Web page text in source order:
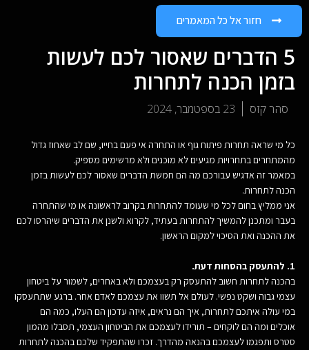
חזור אל כל המאמרים
5 הדברים שאסור לכם לעשות
בזמן הכנה לתחרות
סהר קזס 23 בספטמבר, 2024
כל מי שראה תחרות פיתוח גוף או התחרה אי פעם בחייו, שם לב שאחוז גדול
מהמתחרים בתחרויות מגיעים לא מוכנים ולא מרשימים מספיק.
במאמר זה אדגיש עבורכם מה הם חמשת הדברים שאסור לכם לעשות בזמן
הכנה לתחרות.
אני ממליץ בחום לכל מי שעומד להתחרות בקרוב לראשונה או מי שהתחרה
בעבר ומתכנן להמשיך להתחרות בעתיד, לקרוא ולשנן את הדברים שיהרסו לכם
את ההכנה ואת הסיכוי למקום הראשון.
1. להתעסק בהסחות דעת.
בהכנה לתחרות חשוב להתעסק רק בעצמכם ולא באחרים, לשמור על ביטחון
עצמי גבוה ושקט נפשי. לעולם אל תשוו את עצמכם לאדם אחר. ברגע שתתעסקו
במי עולה איתכם לתחרות, איך הם נראים, איזה עדכון הם העלו, כמה הם
אוכלים ומה הם לוקחים – תורידו לעצמכם את הביטחון העצמי, תסבלו מהמון
סטרס ותפגמו לעצמכם בהנאה מהדרך. זכרו שהתפקיד שלכם בהכנה לתחרות